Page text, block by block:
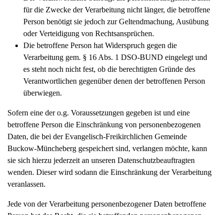
für die Zwecke der Verarbeitung nicht länger, die betroffene
Person benötigt sie jedoch zur Geltendmachung, Ausübung
oder Verteidigung von Rechtsansprüchen.
Die betroffene Person hat Widerspruch gegen die
Verarbeitung gem. § 16 Abs. 1 DSO-BUND eingelegt und
es steht noch nicht fest, ob die berechtigten Gründe des
Verantwortlichen gegenüber denen der betroffenen Person
überwiegen.
Sofern eine der o.g. Voraussetzungen gegeben ist und eine
betroffene Person die Einschränkung von personenbezogenen
Daten, die bei der Evangelisch-Freikirchlichen Gemeinde
Buckow-Müncheberg gespeichert sind, verlangen möchte, kann
sie sich hierzu jederzeit an unseren Datenschutzbeauftragten
wenden. Dieser wird sodann die Einschränkung der Verarbeitung
veranlassen.
Jede von der Verarbeitung personenbezogener Daten betroffene